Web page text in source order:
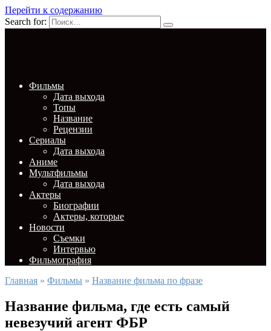
Перейти к содержанию
Search for:
Фильмы
Дата выхода
Топы
Название
Рецензии
Сериалы
Дата выхода
Аниме
Мультфильмы
Дата выхода
Актеры
Биографии
Актеры, которые
Новости
Съемки
Интервью
Фильмография
Главная » Фильмы » Название фильма по фразе
Название фильма, где есть самый
невезучий агент ФБР